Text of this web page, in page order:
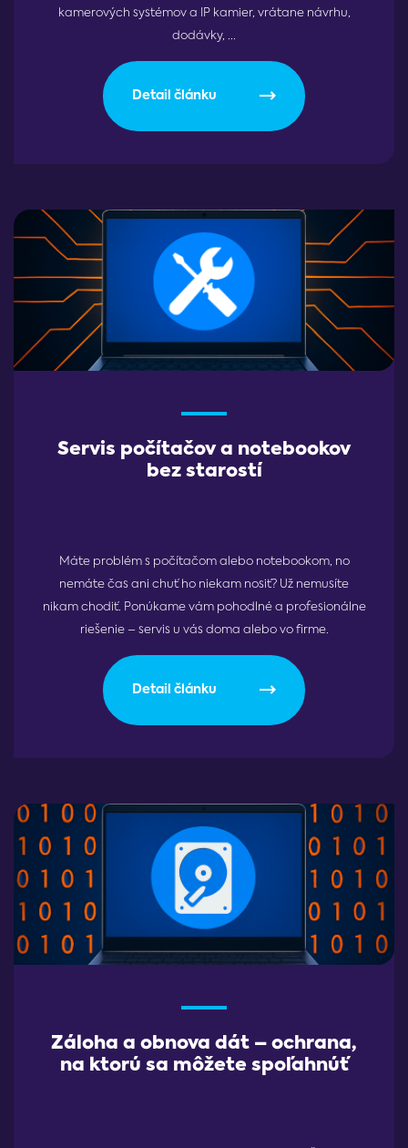
kamerových systémov a IP kamier, vrátane návrhu,
dodávky, ...
Detail článku
Servis počítačov a notebookov
bez starostí
Máte problém s počítačom alebo notebookom, no
nemáte čas ani chuť ho niekam nosiť? Už nemusíte
nikam chodiť. Ponúkame vám pohodlné a profesionálne
riešenie – servis u vás doma alebo vo firme.
Detail článku
Záloha a obnova dát – ochrana,
na ktorú sa môžete spoľahnúť